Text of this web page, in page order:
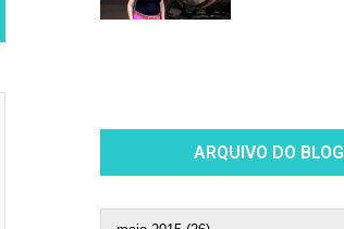
ARQUIVO DO BLOG